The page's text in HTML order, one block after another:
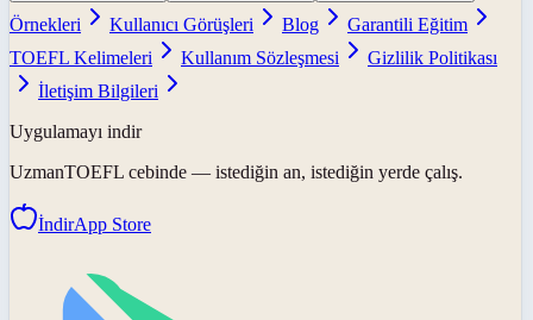
Örnekleri
Kullanıcı Görüşleri Blog
Garantili Eğitim
TOEFL Kelimeleri
Kullanım Sözleşmesi
Gizlilik Politikası
İletişim Bilgileri
Uygulamayı indir
UzmanTOEFL cebinde — istediğin an, istediğin yerde çalış.
İndirApp Store